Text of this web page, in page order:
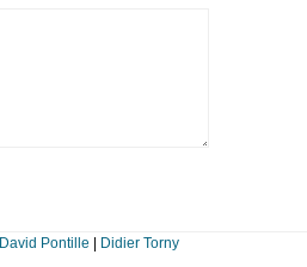
David Pontille Didier Torny